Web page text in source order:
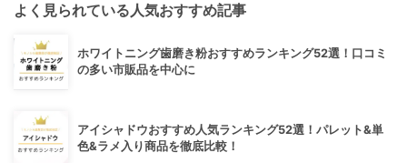
よく見られている人気おすすめ記事
ホワイトニング歯磨き粉おすすめランキング52選！口コミ
の多い市販品を中心に
アイシャドウおすすめ人気ランキング52選！パレット&単
色&ラメ入り商品を徹底比較！